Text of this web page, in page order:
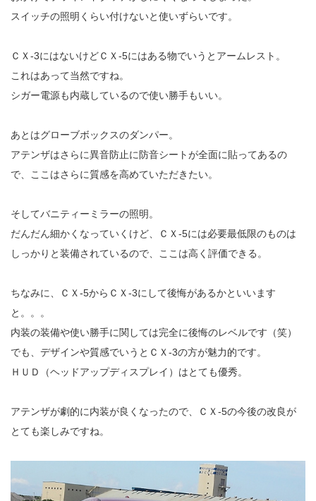
スイッチの照明くらい付けないと使いずらいです。
ＣＸ-3にはないけどＣＸ-5にはある物でいうとアームレスト。
これはあって当然ですね。
シガー電源も内蔵しているので使い勝手もいい。
あとはグローブボックスのダンパー。
アテンザはさらに異音防止に防音シートが全面に貼ってあるの
で、ここはさらに質感を高めていただきたい。
そしてバニティーミラーの照明。
だんだん細かくなっていくけど、ＣＸ-5には必要最低限のものは
しっかりと装備されているので、ここは高く評価できる。
ちなみに、ＣＸ-5からＣＸ-3にして後悔があるかといいます
と。。。
内装の装備や使い勝手に関しては完全に後悔のレベルです（笑）
でも、デザインや質感でいうとＣＸ-3の方が魅力的です。
ＨＵＤ（ヘッドアップディスプレイ）はとても優秀。
アテンザが劇的に内装が良くなったので、ＣＸ-5の今後の改良が
とても楽しみですね。